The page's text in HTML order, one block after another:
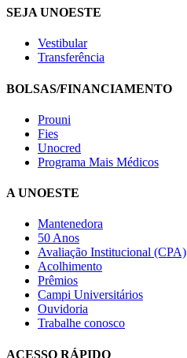
SEJA UNOESTE
Vestibular
Transferência
BOLSAS/FINANCIAMENTO
Prouni
Fies
Unocred
Programa Mais Médicos
A UNOESTE
Mantenedora
50 Anos
Avaliação Institucional (CPA)
Acolhimento
Prêmios
Campi Universitários
Ouvidoria
Trabalhe conosco
ACESSO RÁPIDO